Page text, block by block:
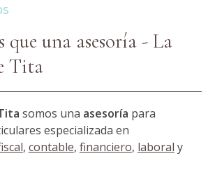
que una asesoría - La
Tita
somos una asesoría para
especializada en
, contable, financiero, laboral y